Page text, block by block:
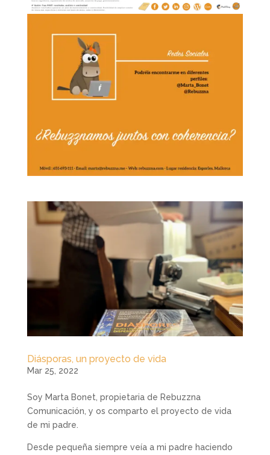
Diásporas, un proyecto de vida
Mar 25, 2022
Soy Marta Bonet, propietaria de Rebuzzna
Comunicación, y os comparto el proyecto de vida
de mi padre.
Desde pequeña siempre veía a mi padre haciendo